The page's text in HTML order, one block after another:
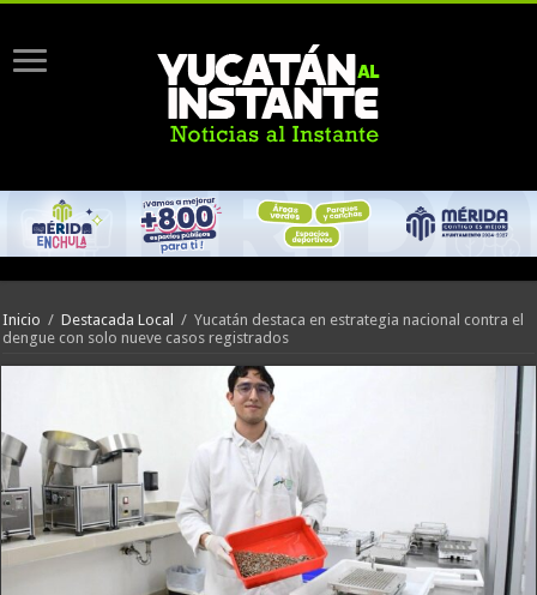
Inicio / Destacada Local / Yucatán destaca en estrategia nacional contra el
dengue con solo nueve casos registrados